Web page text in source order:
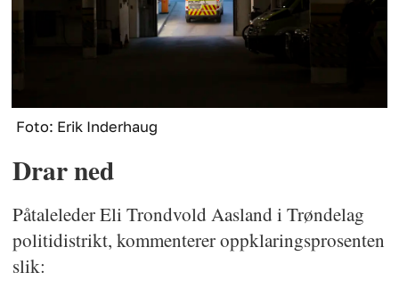
Foto: Erik Inderhaug
Drar ned
Påtaleleder Eli Trondvold Aasland i Trøndelag
politidistrikt, kommenterer oppklaringsprosenten
slik: